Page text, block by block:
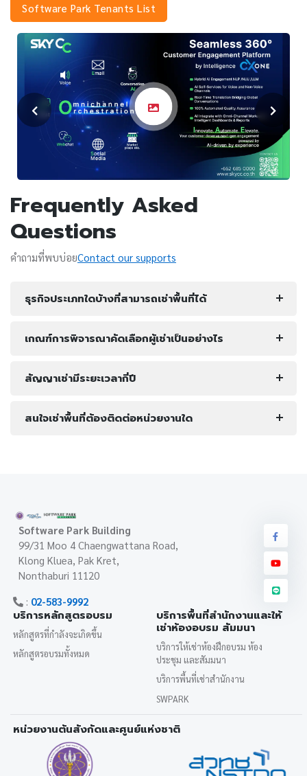
Software Park Tenants List
Frequently Asked
Questions
คำถามที่พบบ่อยContact our supports
ธุรกิจประเภทใดบ้างที่สามารถเช่าพื้นที่ได้
เกณฑ์การพิจารณาคัดเลือกผู้เช่าเป็นอย่างไร
สัญญาเช่ามีระยะเวลากี่ปี
สนใจเช่าพื้นที่ต้องติดต่อหน่วยงานใด
Software Park Building
99/31 Moo 4 Chaengwattana Road,
Klong Kluea, Pak Kret,
Nonthaburi 11120
: 02-583-9992
บริการหลักสูตรอบรม
หลักสูตรที่กำลังจะเกิดขึ้น
หลักสูตรอบรมทั้งหมด
บริการพื้นที่สำนักงานและให้
เช่าห้องอบรม สัมมนา
บริการให้เช่าห้องฝึกอบรม ห้อง
ประชุม และสัมมนา
บริการพื้นที่เช่าสำนักงาน
SWPARK
หน่วยงานต้นสังกัดและศูนย์แห่งชาติ